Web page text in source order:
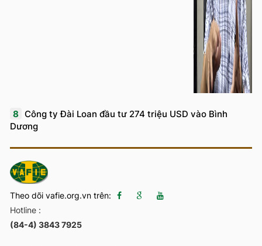
8 Công ty Đài Loan đầu tư 274 triệu USD vào Bình
Dương
Theo dõi vafie.org.vn trên:
Hotline :
(84-4) 3843 7925